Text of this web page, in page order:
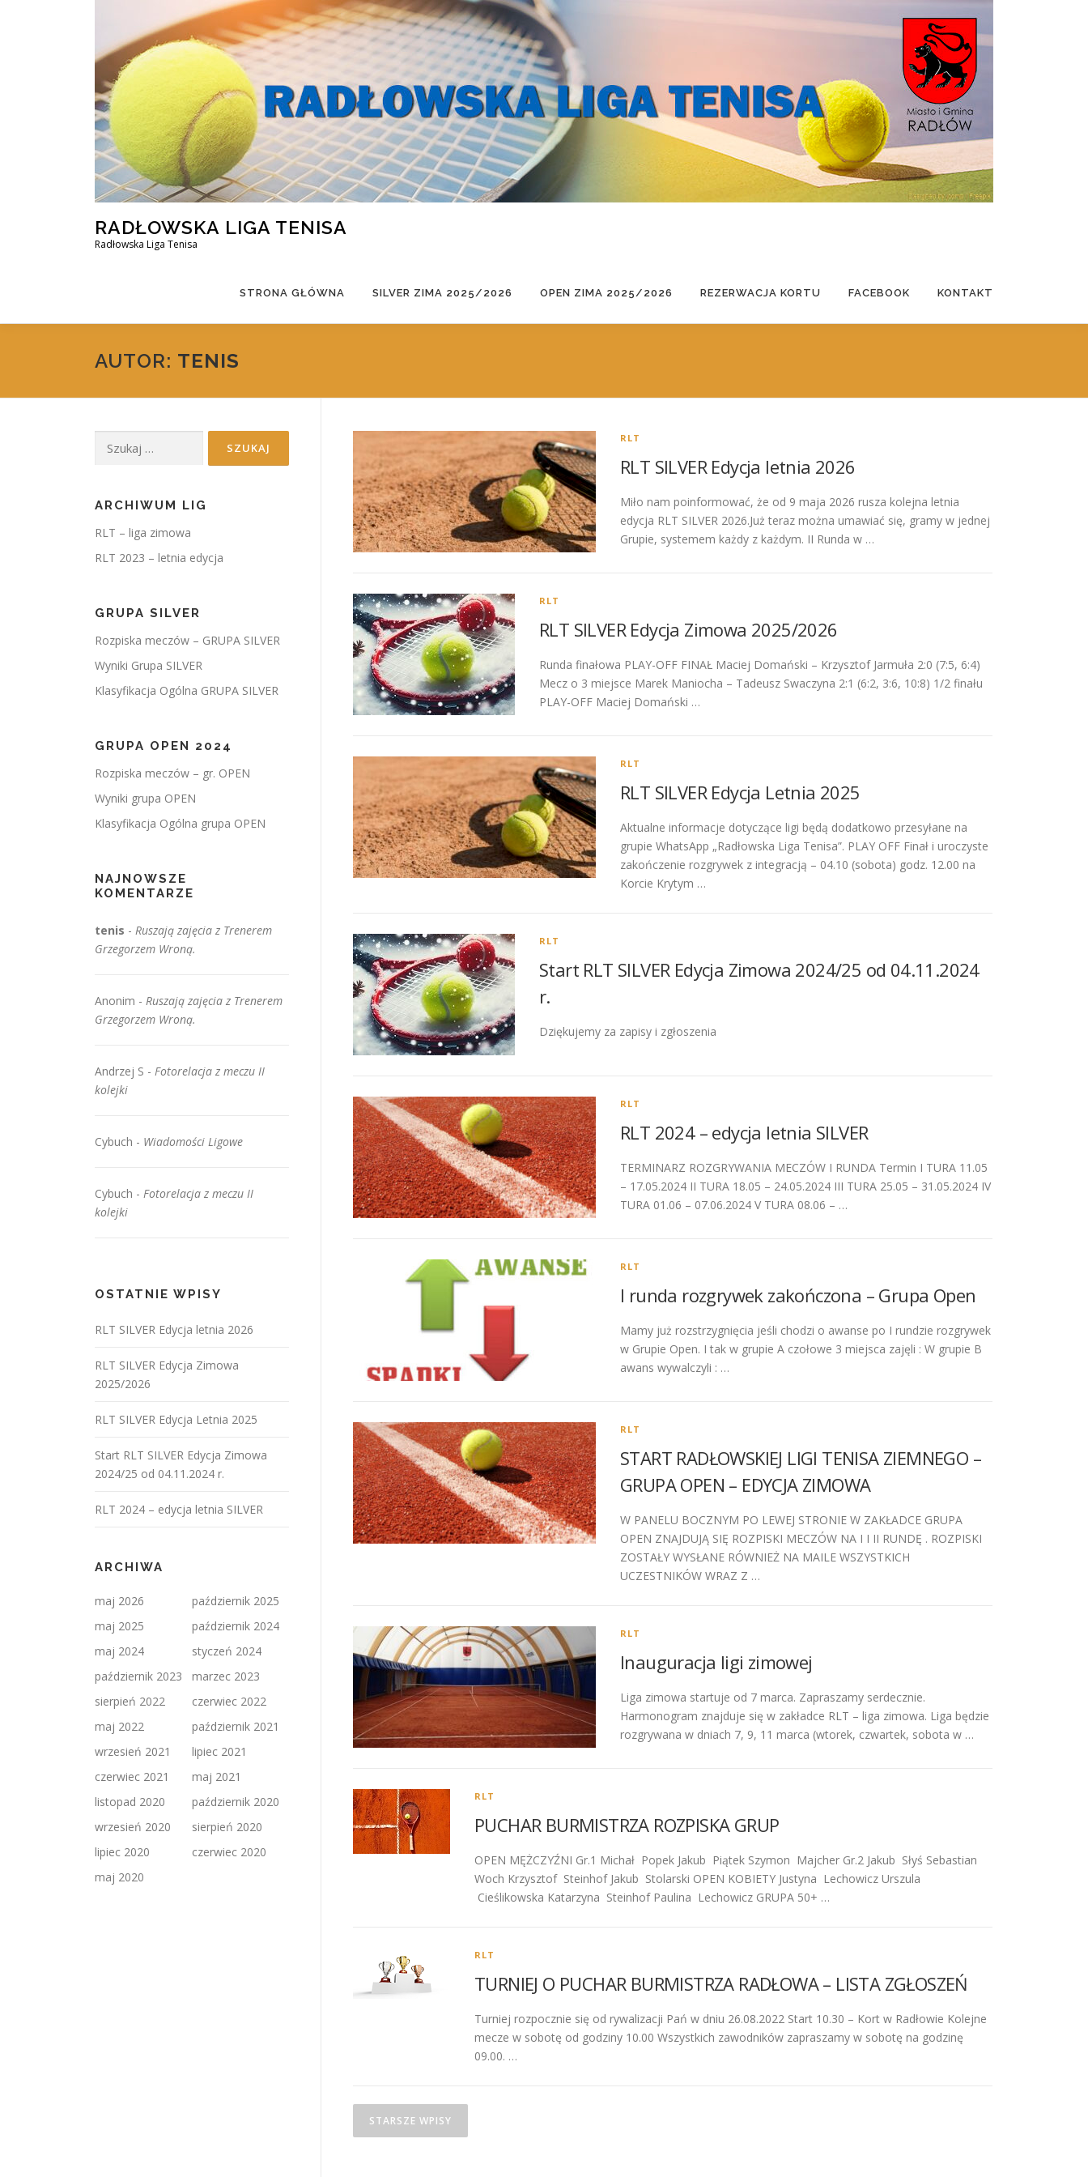
RADŁOWSKA LIGA TENISA
Radłowska Liga Tenisa
STRONA GŁÓWNA SILVER ZIMA 2025/2026 OPEN ZIMA 2025/2026 REZERWACJA KORTU FACEBOOK KONTAKT
AUTOR: TENIS
RLT
RLT SILVER Edycja letnia 2026
Miło nam poinformować, że od 9 maja 2026 rusza kolejna letnia
edycja RLT SILVER 2026.Już teraz można umawiać się, gramy w jednej
Grupie, systemem każdy z każdym. II Runda w …
RLT
RLT SILVER Edycja Zimowa 2025/2026
Runda finałowa PLAY-OFF FINAŁ Maciej Domański – Krzysztof Jarmuła 2:0 (7:5, 6:4)
Mecz o 3 miejsce Marek Maniocha – Tadeusz Swaczyna 2:1 (6:2, 3:6, 10:8) 1/2 finału
PLAY-OFF Maciej Domański …
RLT
RLT SILVER Edycja Letnia 2025
Aktualne informacje dotyczące ligi będą dodatkowo przesyłane na
grupie WhatsApp „Radłowska Liga Tenisa”. PLAY OFF Finał i uroczyste
zakończenie rozgrywek z integracją – 04.10 (sobota) godz. 12.00 na
Korcie Krytym …
RLT
Start RLT SILVER Edycja Zimowa 2024/25 od 04.11.2024
r.
Dziękujemy za zapisy i zgłoszenia
RLT
RLT 2024 – edycja letnia SILVER
TERMINARZ ROZGRYWANIA MECZÓW I RUNDA Termin I TURA 11.05
– 17.05.2024 II TURA 18.05 – 24.05.2024 III TURA 25.05 – 31.05.2024 IV
TURA 01.06 – 07.06.2024 V TURA 08.06 – …
RLT
I runda rozgrywek zakończona – Grupa Open
Mamy już rozstrzygnięcia jeśli chodzi o awanse po I rundzie rozgrywek
w Grupie Open. I tak w grupie A czołowe 3 miejsca zajęli : W grupie B
awans wywalczyli : …
RLT
START RADŁOWSKIEJ LIGI TENISA ZIEMNEGO –
GRUPA OPEN – EDYCJA ZIMOWA
W PANELU BOCZNYM PO LEWEJ STRONIE W ZAKŁADCE GRUPA
OPEN ZNAJDUJĄ SIĘ ROZPISKI MECZÓW NA I I II RUNDĘ . ROZPISKI
ZOSTAŁY WYSŁANE RÓWNIEŻ NA MAILE WSZYSTKICH
UCZESTNIKÓW WRAZ Z …
RLT
Inauguracja ligi zimowej
Liga zimowa startuje od 7 marca. Zapraszamy serdecznie.
Harmonogram znajduje się w zakładce RLT – liga zimowa. Liga będzie
rozgrywana w dniach 7, 9, 11 marca (wtorek, czwartek, sobota w …
RLT
PUCHAR BURMISTRZA ROZPISKA GRUP
OPEN MĘŻCZYŹNI Gr.1 Michał Popek Jakub Piątek Szymon Majcher Gr.2 Jakub Słyś Sebastian
Woch Krzysztof Steinhof Jakub Stolarski OPEN KOBIETY Justyna Lechowicz Urszula
Cieślikowska Katarzyna Steinhof Paulina Lechowicz GRUPA 50+ …
RLT
TURNIEJ O PUCHAR BURMISTRZA RADŁOWA – LISTA ZGŁOSZEŃ
Turniej rozpocznie się od rywalizacji Pań w dniu 26.08.2022 Start 10.30 – Kort w Radłowie Kolejne
mecze w sobotę od godziny 10.00 Wszystkich zawodników zapraszamy w sobotę na godzinę
09.00. …
N
a STARSZE WPISY
ARCHIWUM LIG
RLT – liga zimowa
RLT 2023 – letnia edycja
GRUPA SILVER
Rozpiska meczów – GRUPA SILVER
Wyniki Grupa SILVER
Klasyfikacja Ogólna GRUPA SILVER
GRUPA OPEN 2024
Rozpiska meczów – gr. OPEN
Wyniki grupa OPEN
Klasyfikacja Ogólna grupa OPEN
NAJNOWSZE
KOMENTARZE
tenis - Ruszają zajęcia z Trenerem
Grzegorzem Wroną.
Anonim - Ruszają zajęcia z Trenerem
Grzegorzem Wroną.
Andrzej S - Fotorelacja z meczu II
kolejki
Cybuch - Wiadomości Ligowe
Cybuch - Fotorelacja z meczu II
kolejki
OSTATNIE WPISY
RLT SILVER Edycja letnia 2026
RLT SILVER Edycja Zimowa
2025/2026
RLT SILVER Edycja Letnia 2025
Start RLT SILVER Edycja Zimowa
2024/25 od 04.11.2024 r.
RLT 2024 – edycja letnia SILVER
ARCHIWA
maj 2026
październik 2025
maj 2025
październik 2024
maj 2024
styczeń 2024
październik 2023
marzec 2023
sierpień 2022
czerwiec 2022
maj 2022
październik 2021
wrzesień 2021
lipiec 2021
czerwiec 2021
maj 2021
listopad 2020
październik 2020
wrzesień 2020
sierpień 2020
lipiec 2020
czerwiec 2020
maj 2020